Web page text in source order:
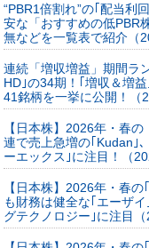
“PBR1倍割れ”の｢配当利
安な「おすすめの低PBR
無などを一覧表で紹介（
連続「増収増益」期間ラ
HD｣の34期！｢増収＆増
41銘柄を一挙に公開！（
【日本株】2026年・春
連で売上急増の｢Kudan｣
ーエックス｣に注目！（
【日本株】2026年・春
も財務は健全な｢エーザ
グテクノロジー｣に注目（